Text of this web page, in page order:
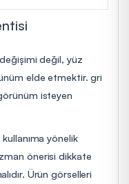
değil, yüz
elde etmektir. gri
isteyen
yönelik
önerisi dikkate
Ürün görselleri